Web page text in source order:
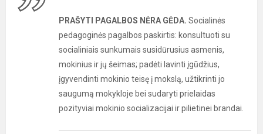
PRAŠYTI PAGALBOS NĖRA GĖDA. Socialinės
pedagoginės pagalbos paskirtis: konsultuoti su
socialiniais sunkumais susidūrusius asmenis,
mokinius ir jų šeimas; padėti lavinti įgūdžius,
įgyvendinti mokinio teisę į mokslą, užtikrinti jo
saugumą mokykloje bei sudaryti prielaidas
pozityviai mokinio socializacijai ir pilietinei brandai.